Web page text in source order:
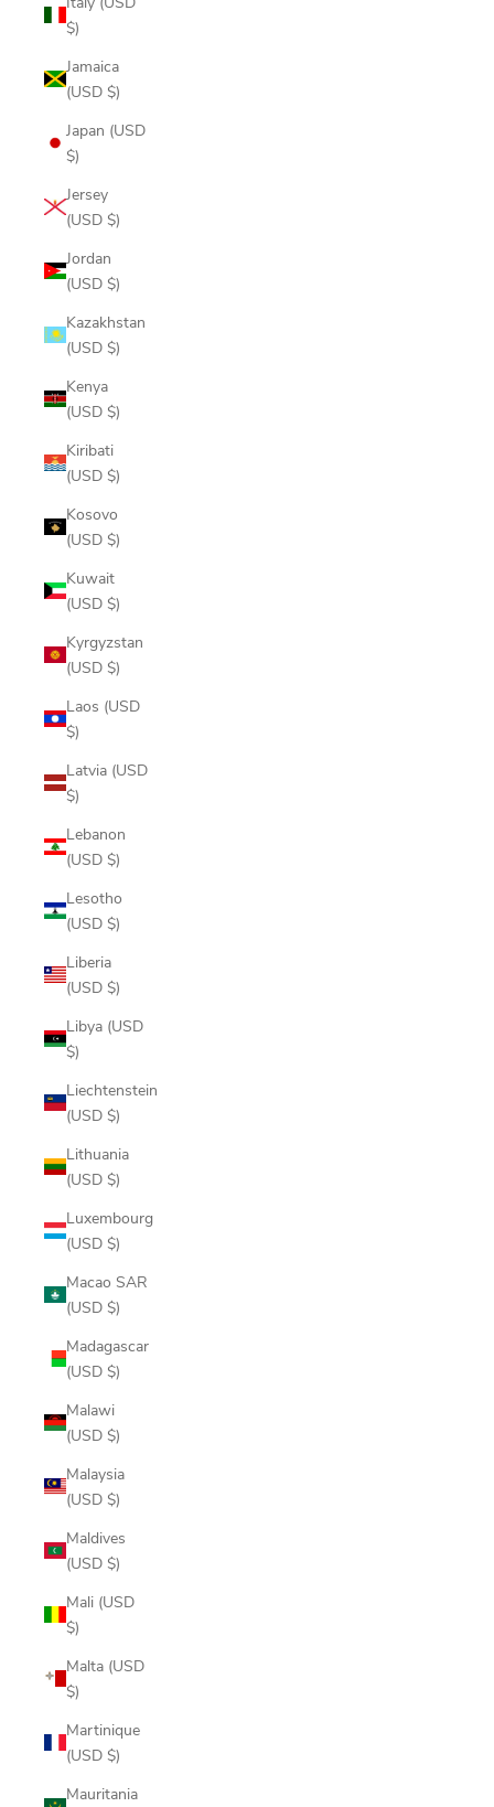
$)
Jamaica
(USD $)
Japan (USD
$)
Jersey
(USD $)
Jordan
(USD $)
Kazakhstan
(USD $)
Kenya
(USD $)
Kiribati
(USD $)
Kosovo
(USD $)
Kuwait
(USD $)
Kyrgyzstan
(USD $)
Laos (USD
$)
Latvia (USD
$)
Lebanon
(USD $)
Lesotho
(USD $)
Liberia
(USD $)
Libya (USD
$)
Liechtenstein
(USD $)
Lithuania
(USD $)
Luxembourg
(USD $)
Macao SAR
(USD $)
Madagascar
(USD $)
Malawi
(USD $)
Malaysia
(USD $)
Maldives
(USD $)
Mali (USD
$)
Malta (USD
$)
Martinique
(USD $)
Mauritania